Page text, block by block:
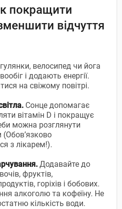
покращити
відчуття
велосипед чи йога
і додають енергії.
на свіжому повітрі.
Сонце допомагає
вітамін D і покращує
можна розглянути
(Обов’язково
з лікарем!).
Додавайте до
фруктів,
горіхів і бобових.
алкоголю та кофеїну. Не
кількість води.